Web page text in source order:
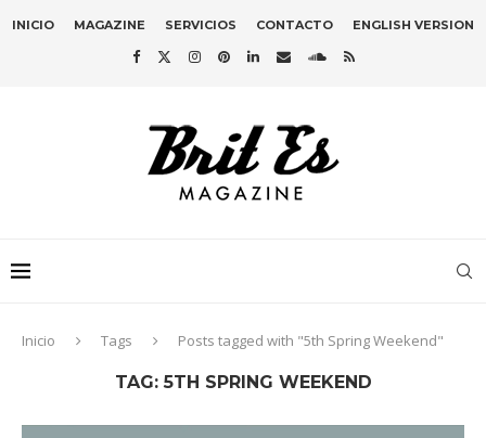
INICIO MAGAZINE SERVICIOS CONTACTO ENGLISH VERSION
Inicio Tags Posts tagged with "5th Spring Weekend"
TAG:5TH SPRING WEEKEND